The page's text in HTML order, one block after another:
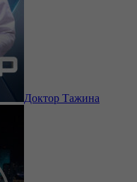
Доктор Тажина